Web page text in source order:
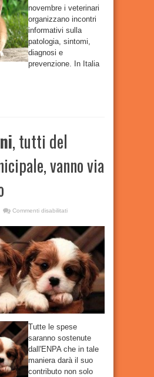
novembre i veterinari
organizzano incontri
informativi sulla
patologia, sintomi,
diagnosi e
prevenzione. In Italia
, tutti del
vanno via
Commenti disabilitatisu
tutti
canile
municipale,
vanno
via
di
Palermo
Tutte le spese
saranno sostenute
dall'ENPA che in tale
maniera darà il suo
contributo non solo